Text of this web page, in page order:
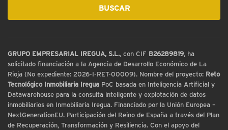
GRUPO EMPRESARIAL IREGUA, S.L., con CIF B26289819, ha
solicitado financiación a la Agencia de Desarrollo Económico de La
Rioja (No expediente: 2026-I-RET-00009). Nombre del proyecto: Reto
Tecnológico Inmobiliaria Iregua PoC basada en Inteligencia Artificial y
Datawarehouse para la consulta inteligente y explotación de datos
inmobiliarios en Inmobiliaria Iregua. Financiado por la Unión Europea –
NextGenerationEU. Participación del Reino de España a través del Plan
de Recuperación, Transformación y Resiliencia. Con el apoyo del